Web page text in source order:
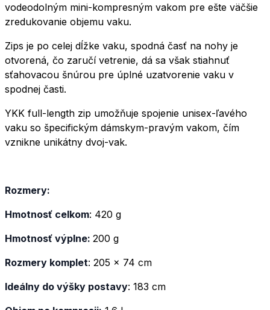
vodeodolným mini-kompresným vakom pre ešte väčšie
zredukovanie objemu vaku.
Zips je po celej dĺžke vaku, spodná časť na nohy je
otvorená, čo zaručí vetrenie, dá sa však stiahnuť
sťahovacou šnúrou pre úplné uzatvorenie vaku v
spodnej časti.
YKK full-length zip umožňuje spojenie unisex-ľavého
vaku so špecifickým dámskym-pravým vakom, čím
vznikne unikátny dvoj-vak.
Rozmery:
Hmotnosť celkom: 420 g
Hmotnosť výplne: 200 g
Rozmery komplet: 205 x 74 cm
Ideálny do výšky postavy: 183 cm